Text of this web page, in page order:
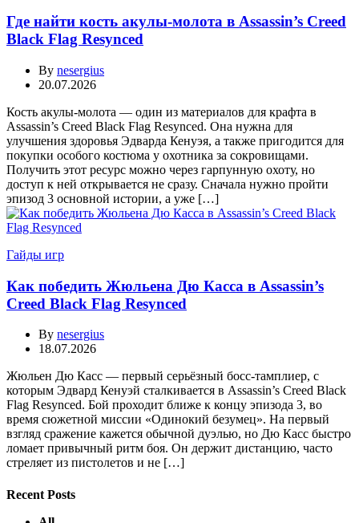
Где найти кость акулы-молота в Assassin’s Creed
Black Flag Resynced
By nesergius
20.07.2026
Кость акулы-молота — один из материалов для крафта в
Assassin’s Creed Black Flag Resynced. Она нужна для
улучшения здоровья Эдварда Кенуэя, а также пригодится для
покупки особого костюма у охотника за сокровищами.
Получить этот ресурс можно через гарпунную охоту, но
доступ к ней открывается не сразу. Сначала нужно пройти
эпизод 3 основной истории, а уже […]
Гайды игр
Как победить Жюльена Дю Касса в Assassin’s
Creed Black Flag Resynced
By nesergius
18.07.2026
Жюльен Дю Касс — первый серьёзный босс-тамплиер, с
которым Эдвард Кенуэй сталкивается в Assassin’s Creed Black
Flag Resynced. Бой проходит ближе к концу эпизода 3, во
время сюжетной миссии «Одинокий безумец». На первый
взгляд сражение кажется обычной дуэлью, но Дю Касс быстро
ломает привычный ритм боя. Он держит дистанцию, часто
стреляет из пистолетов и не […]
Recent Posts